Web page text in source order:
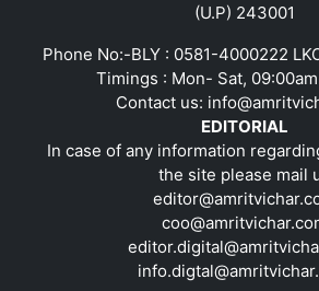
(U.P) 243001
Phone No:-BLY : 0581-4000222
Timings : Mon- Sat,
Contact us:
EDITORIAL
In case of any information
the site please mail